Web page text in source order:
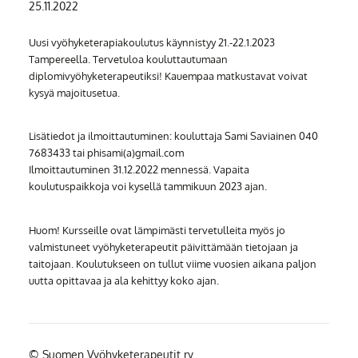
25.11.2022
Uusi vyöhyketerapiakoulutus käynnistyy 21.-22.1.2023
Tampereella. Tervetuloa kouluttautumaan
diplomivyöhyketerapeutiksi! Kauempaa matkustavat voivat
kysyä majoitusetua.
Lisätiedot ja ilmoittautuminen: kouluttaja Sami Saviainen 040
7683433 tai phisami(a)gmail.com
Ilmoittautuminen 31.12.2022 mennessä. Vapaita
koulutuspaikkoja voi kysellä tammikuun 2023 ajan.
Huom! Kursseille ovat lämpimästi tervetulleita myös jo
valmistuneet vyöhyketerapeutit päivittämään tietojaan ja
taitojaan. Koulutukseen on tullut viime vuosien aikana paljon
uutta opittavaa ja ala kehittyy koko ajan.
© Suomen Vyöhyketerapeutit ry